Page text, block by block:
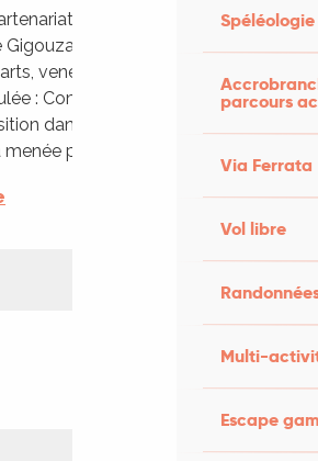
Spéléologie
parcours
Via Ferrata
Vol libre
Multi-
Escape
avec le Club
et Carrefour des
venez assister à une
: Comment avons-nous
dans la voie lactée ?". La
par Johann...